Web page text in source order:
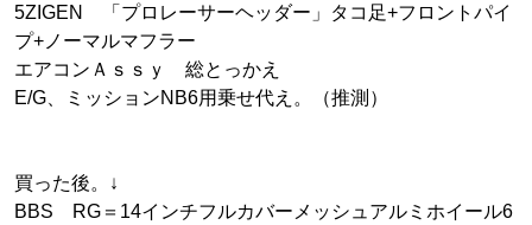
5ZIGEN 「プロレーサーヘッダー」タコ足+フロントパイ
プ+ノーマルマフラー
エアコンＡｓｓｙ 総とっかえ
E/G、ミッションNB6用乗せ代え。（推測）
買った後。↓
BBS RG＝14インチフルカバーメッシュアルミホイール6